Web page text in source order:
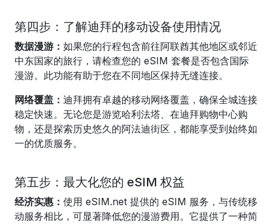
第四步：了解迪拜的移动设备使用情况
数据漫游： 如果您的行程包含前往阿联酋其他地区或邻近
中东国家的旅行，请检查您的 eSIM 套餐是否包含国际
漫游。此功能有助于您在不同地区保持无缝连接。
网络覆盖： 迪拜拥有卓越的移动网络覆盖，确保全城连接
稳定快速。无论您是游览哈利法塔、在迪拜购物中心购
物，还是探索历史悠久的阿法迪街区，都能享受到始终如
一的优质服务。
第五步：最大化您的 eSIM 权益
经济实惠： 使用 eSIM.net 提供的 eSIM 服务，与传统移
动服务相比，可显著降低您的漫游费用。它提供了一种简